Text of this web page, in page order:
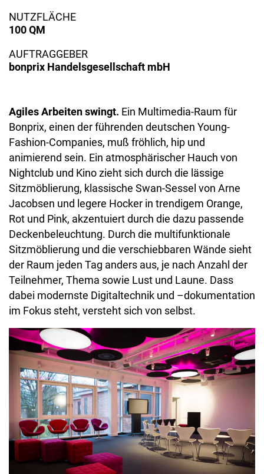
NUTZFLÄCHE
100 QM
AUFTRAGGEBER
bonprix Handelsgesellschaft mbH
Agiles Arbeiten swingt. Ein Multimedia-Raum für
Bonprix, einen der führenden deutschen Young-
Fashion-Companies, muß fröhlich, hip und
animierend sein. Ein atmosphärischer Hauch von
Nightclub und Kino zieht sich durch die lässige
Sitzmöblierung, klassische Swan-Sessel von Arne
Jacobsen und legere Hocker in trendigem Orange,
Rot und Pink, akzentuiert durch die dazu passende
Deckenbeleuchtung. Durch die multifunktionale
Sitzmöblierung und die verschiebbaren Wände sieht
der Raum jeden Tag anders aus, je nach Anzahl der
Teilnehmer, Thema sowie Lust und Laune. Dass
dabei modernste Digitaltechnik und –dokumentation
im Fokus steht, versteht sich von selbst.